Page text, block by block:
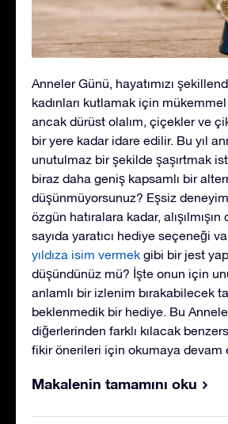
Anneler Günü, hayatımızı
kadınları kutlamak için mükemmel
ancak dürüst olalım, çiçekler ve
bir yere kadar idare edilir. Bu yıl
unutulmaz bir şekilde şaşırtmak
biraz daha geniş kapsamlı bir
düşünmüyorsunuz? Eşsiz
özgün hatıralara kadar, alışılmışın
sayıda yaratıcı hediye seçeneği
yıldıza isim vermek gibi bir jest
düşündünüz mü? İşte onun için
anlamlı bir izlenim bırakabilecek
beklenmedik bir hediye. Bu
diğerlerinden farklı kılacak
fikir önerileri için okumaya devam
Makalenin tamamını oku